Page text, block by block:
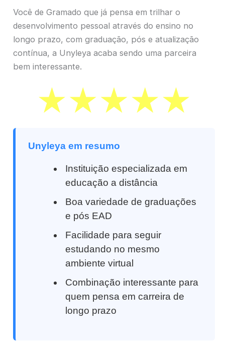
Você de Gramado que já pensa em trilhar o
desenvolvimento pessoal através do ensino no
longo prazo, com graduação, pós e atualização
contínua, a Unyleya acaba sendo uma parceira
bem interessante.
Unyleya em resumo
Instituição especializada em
educação a distância
Boa variedade de graduações
e pós EAD
Facilidade para seguir
estudando no mesmo
ambiente virtual
Combinação interessante para
quem pensa em carreira de
longo prazo